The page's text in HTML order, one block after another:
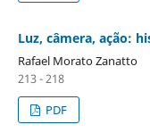
Luz, câmera, ação:
Rafael Morato Zanatto
213 - 218
PDF